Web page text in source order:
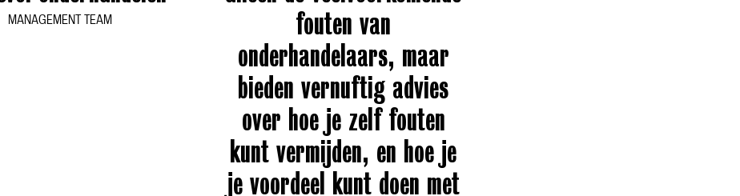
MANAGEMENT TEAM
fouten van
onderhandelaars, maar
bieden vernuftig advies
over hoe je zelf fouten
kunt vermijden, en hoe je
je voordeel kunt doen met